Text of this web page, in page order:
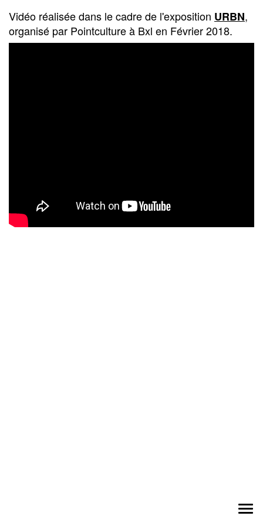
Vidéo réalisée dans le cadre de l'exposition URBN,
organisé par Pointculture à Bxl en Février 2018.